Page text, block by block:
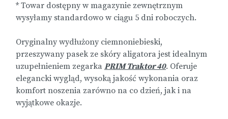
* Towar dostępny w magazynie zewnętrznym
wysyłamy standardowo w ciągu 5 dni roboczych.
Oryginalny wydłużony ciemnoniebieski,
przeszywany pasek ze skóry aligatora jest idealnym
uzupełnieniem zegarka PRIM Traktor 40. Oferuje
elegancki wygląd, wysoką jakość wykonania oraz
komfort noszenia zarówno na co dzień, jak i na
wyjątkowe okazje.